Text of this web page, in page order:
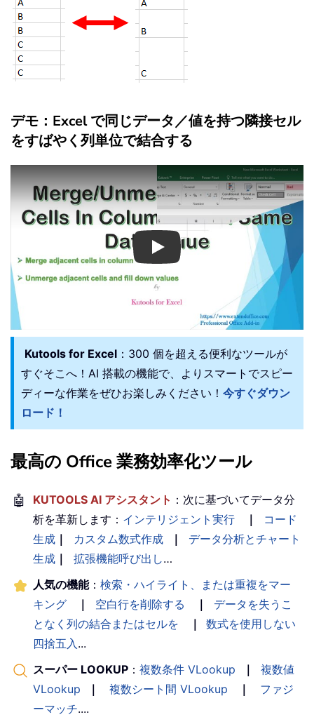
デモ：Excel で同じデータ／値を持つ隣接セル
をすばやく列単位で結合する
Play
Kutools for Excel ：300 個を超える便利なツールが
すぐそこへ！AI 搭載の機能で、よりスマートでスピー
ディーな作業をぜひお楽しみください！ 今すぐダウン
ロード！
最高の Office 業務効率化ツール
🤖 KUTOOLS AI アシスタント ：次に基づいてデータ分
析を革新します： インテリジェント実行 ｜
コード
生成 ｜ カスタム数式作成 ｜
データ分析とチャート
生成 ｜ 拡張機能呼び出し…
人気の機能： 検索・ハイライト、または重複をマー
キング
｜ 空白行を削除する ｜
データを失うこ
となく列の結合またはセルを
｜
数式を使用しない
四捨五入...
スーパー LOOKUP ： 複数条件 VLookup ｜
複数値
VLookup
｜ 複数シート間 VLookup ｜
ファジ
ーマッチ....